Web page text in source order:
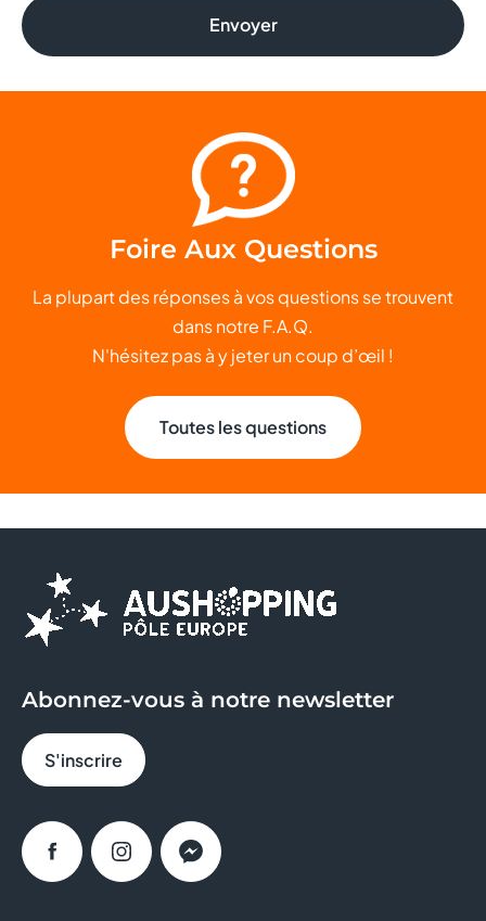
Envoyer
Foire Aux Questions
La plupart des réponses à vos questions se trouvent
dans notre F.A.Q.
N'hésitez pas à y jeter un coup d’œil !
Toutes les questions
Abonnez-vous à notre newsletter
S'inscrire
FacebookInstagramMessenger